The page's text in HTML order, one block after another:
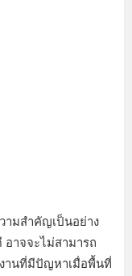
ามสำคัญเป็นอย่าง
อาจจะไม่สามารถ
านที่มีปัญหาเมื่อพื้นที่